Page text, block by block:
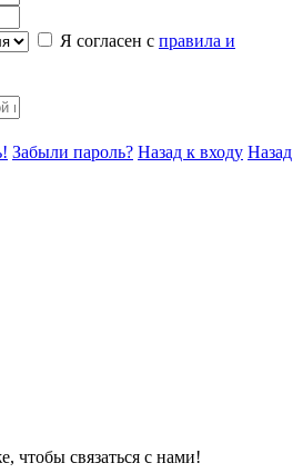
Я согласен с правила и
Забыли пароль? Назад к входу Назад
чтобы связаться с нами!